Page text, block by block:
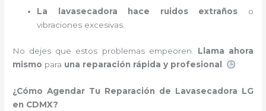
La lavasecadora hace ruidos extraños o
vibraciones excesivas.
No dejes que estos problemas empeoren. Llama ahora
mismo para una reparación rápida y profesional .
¿Cómo Agendar Tu Reparación de Lavasecadora LG
en CDMX?